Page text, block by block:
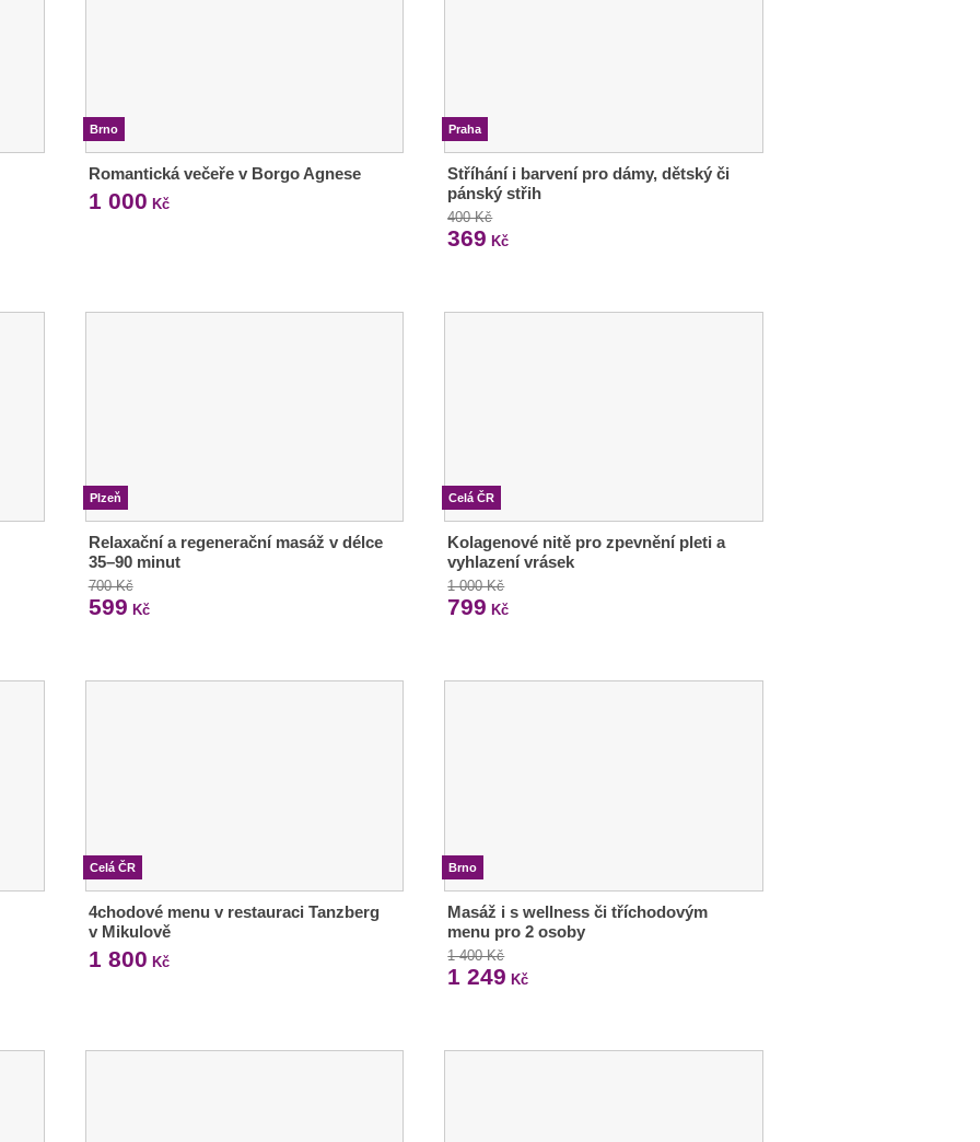
Brno
Romantická večeře v Borgo Agnese
1 000 Kč
Praha
Stříhání i barvení pro dámy, dětský či
pánský střih
400 Kč
369 Kč
Plzeň
Relaxační a regenerační masáž v délce
35–90 minut
700 Kč
599 Kč
Celá ČR
Kolagenové nitě pro zpevnění pleti a
vyhlazení vrásek
1 000 Kč
799 Kč
Celá ČR
4chodové menu v restauraci Tanzberg
v Mikulově
1 800 Kč
Brno
Masáž i s wellness či tříchodovým
menu pro 2 osoby
1 400 Kč
1 249 Kč